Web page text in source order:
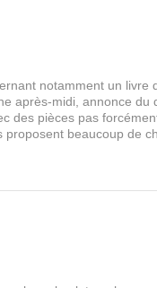
notamment un
après-midi, annonce
des pièces pas
proposent beaucoup de